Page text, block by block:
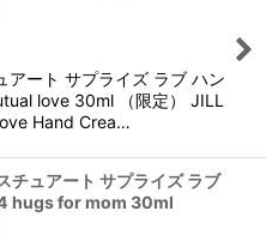
アート サプライズ ラブ ハン
love 30ml （限定） JILL
Hand Crea…
チュアート サプライズ ラブ
hugs for mom 30ml